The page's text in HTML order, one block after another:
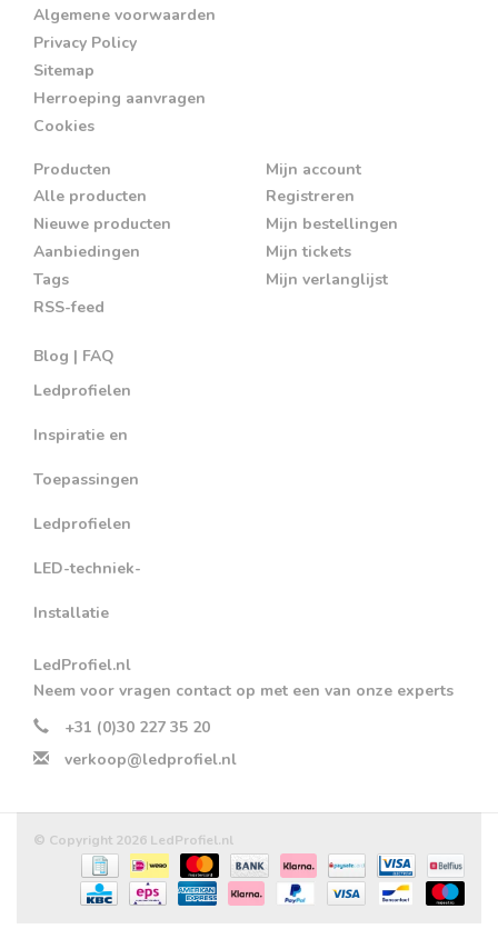
Algemene voorwaarden
Privacy Policy
Sitemap
Herroeping aanvragen
Cookies
Producten
Alle producten
Nieuwe producten
Aanbiedingen
Tags
RSS-feed
Blog | FAQ
Ledprofielen
Inspiratie en
Toepassingen
Ledprofielen
LED-techniek-
Installatie
Mijn account
Registreren
Mijn bestellingen
Mijn tickets
Mijn verlanglijst
LedProfiel.nl
Neem voor vragen contact op met een van onze experts
+31 (0)30 227 35 20
verkoop@ledprofiel.nl
© Copyright 2026 LedProfiel.nl